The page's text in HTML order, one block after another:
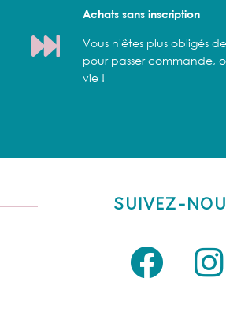
Achats sans inscription
Vous n'êtes plus obligés
pour passer commande,
vie !
SUIVEZ-